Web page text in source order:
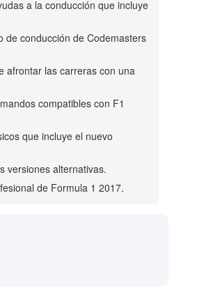
a la conducción que incluye
de conducción de Codemasters
afrontar las carreras con una
compatibles con F1
que incluye el nuevo
versiones alternativas.
de Formula 1 2017.